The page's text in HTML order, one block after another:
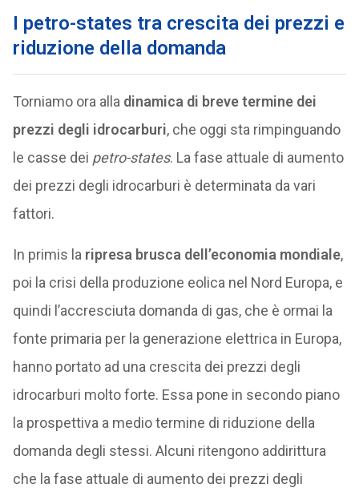
I petro-states tra crescita dei prezzi e
riduzione della domanda
Torniamo ora alla dinamica di breve termine dei
prezzi degli idrocarburi, che oggi sta rimpinguando
le casse dei petro-states. La fase attuale di aumento
dei prezzi degli idrocarburi è determinata da vari
fattori.
In primis la ripresa brusca dell’economia mondiale,
poi la crisi della produzione eolica nel Nord Europa, e
quindi l’accresciuta domanda di gas, che è ormai la
fonte primaria per la generazione elettrica in Europa,
hanno portato ad una crescita dei prezzi degli
idrocarburi molto forte. Essa pone in secondo piano
la prospettiva a medio termine di riduzione della
domanda degli stessi. Alcuni ritengono addirittura
che la fase attuale di aumento dei prezzi degli